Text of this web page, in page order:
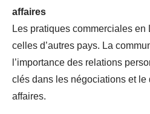
affaires
Les pratiques commerciales en
celles d’autres pays. La
l’importance des relations
clés dans les négociations et le
affaires.